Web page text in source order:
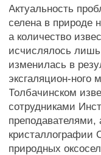
Актуальность
селена в природе
а количество
исчислялось
изменилась в
эксгаляцион-
Толбачинском
сотрудниками
кристаллографии
природных